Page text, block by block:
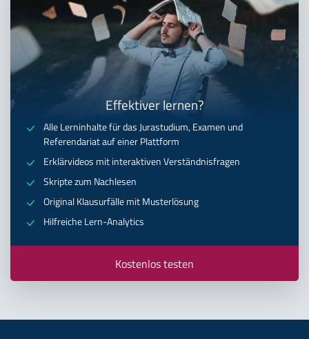
Effektiver lernen?
Alle Lerninhalte für das Jurastudium, Examen und
Referendariat auf einer Plattform
Erklärvideos mit interaktiven Verständnisfragen
Skripte zum Nachlesen
Original Klausurfälle mit Musterlösung
Hilfreiche Lern-Analytics
Kostenlos testen